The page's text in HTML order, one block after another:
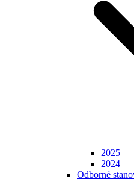
2025
2024
Odborné